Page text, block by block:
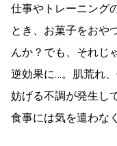
仕事やトレーニング
とき、お菓子をおや
んか？でも、それじ
逆効果に…。肌荒れ
妨げる不調が発生し
食事には気を遣わな